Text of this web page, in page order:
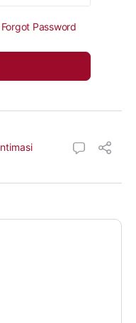
Forgot Password